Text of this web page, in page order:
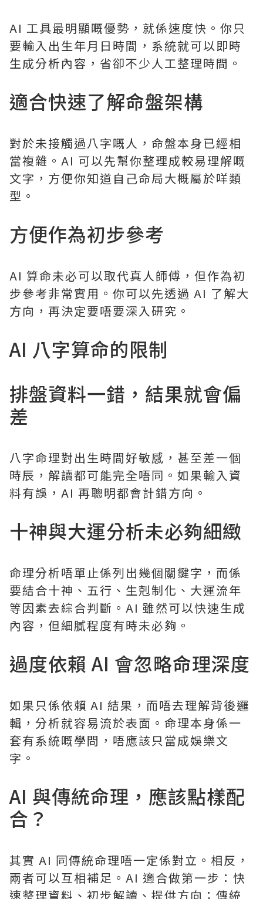
AI 工具最明顯嘅優勢，就係速度快。你只
要輸入出生年月日時間，系統就可以即時
生成分析內容，省卻不少人工整理時間。
適合快速了解命盤架構
對於未接觸過八字嘅人，命盤本身已經相
當複雜。AI 可以先幫你整理成較易理解嘅
文字，方便你知道自己命局大概屬於咩類
型。
方便作為初步參考
AI 算命未必可以取代真人師傅，但作為初
步參考非常實用。你可以先透過 AI 了解大
方向，再決定要唔要深入研究。
AI 八字算命的限制
排盤資料一錯，結果就會偏
差
八字命理對出生時間好敏感，甚至差一個
時辰，解讀都可能完全唔同。如果輸入資
料有誤，AI 再聰明都會計錯方向。
十神與大運分析未必夠細緻
命理分析唔單止係列出幾個關鍵字，而係
要結合十神、五行、生剋制化、大運流年
等因素去綜合判斷。AI 雖然可以快速生成
內容，但細膩程度有時未必夠。
過度依賴 AI 會忽略命理深度
如果只係依賴 AI 結果，而唔去理解背後邏
輯，分析就容易流於表面。命理本身係一
套有系統嘅學問，唔應該只當成娛樂文
字。
AI 與傳統命理，應該點樣配
合？
其實 AI 同傳統命理唔一定係對立。相反，
兩者可以互相補足。AI 適合做第一步：快
速整理資料、初步解讀、提供方向；傳統